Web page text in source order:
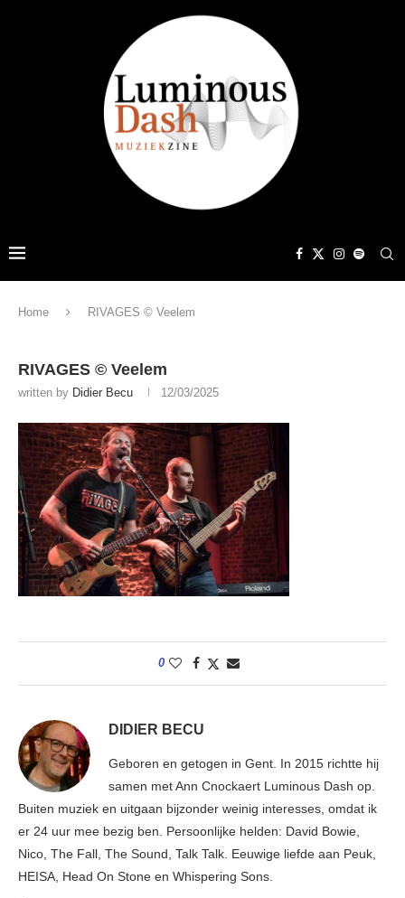
Home RIVAGES © Veelem
RIVAGES © Veelem
written by Didier Becu 12/03/2025
0
DIDIER BECU
Geboren en getogen in Gent. In 2015 richtte hij
samen met Ann Cnockaert Luminous Dash op.
Buiten muziek en uitgaan bijzonder weinig interesses, omdat ik
er 24 uur mee bezig ben. Persoonlijke helden: David Bowie,
Nico, The Fall, The Sound, Talk Talk. Eeuwige liefde aan Peuk,
HEISA, Head On Stone en Whispering Sons.